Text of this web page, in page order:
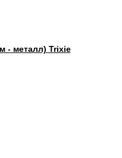
- металл) Trixie